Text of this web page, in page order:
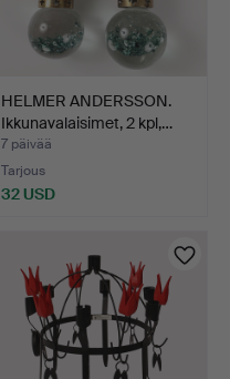
HELMER ANDERSSON.
Ikkunavalaisimet, 2 kpl,…
7 päivää
Tarjous
32 USD